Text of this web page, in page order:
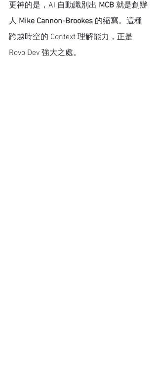
更神的是，AI 自動識別出 MCB 就是創辦
人 Mike Cannon-Brookes 的縮寫。這種
跨越時空的 Context 理解能力，正是
Rovo Dev 強大之處。